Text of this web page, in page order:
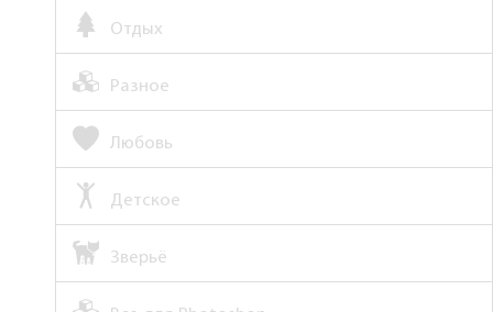
Отдых
Разное
Любовь
Детское
Зверьё